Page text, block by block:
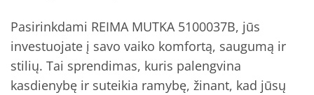
Pasirinkdami REIMA MUTKA 5100037B, jūs
investuojate į savo vaiko komfortą, saugumą ir
stilių. Tai sprendimas, kuris palengvina
kasdienybę ir suteikia ramybę, žinant, kad jūsų